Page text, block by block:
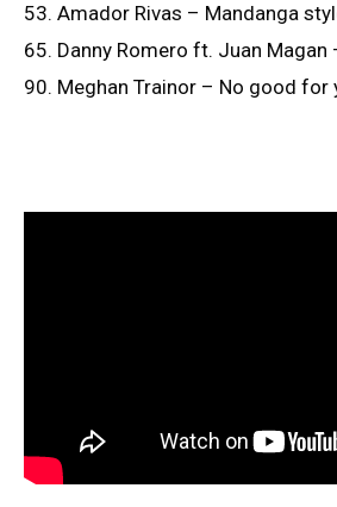
53. Amador Rivas – Mandanga
65. Danny Romero ft. Juan Magan
90. Meghan Trainor – No good for